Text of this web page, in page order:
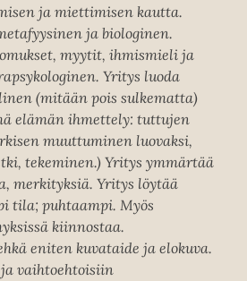
ja miettimisen kautta.
ja biologinen.
myytit, ihmismieli ja
Yritys luoda
(mitään pois sulkematta)
elämän ihmettely: tuttujen
muuttuminen luovaksi,
tekeminen.) Yritys ymmärtää
merkityksiä. Yritys löytää
tila; puhtaampi. Myös
kiinnostaa.
eniten kuvataide ja elokuva.
vaihtoehtoisiin